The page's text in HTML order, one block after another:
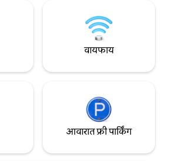
वायफाय
आवारात फ्री पार्किंग